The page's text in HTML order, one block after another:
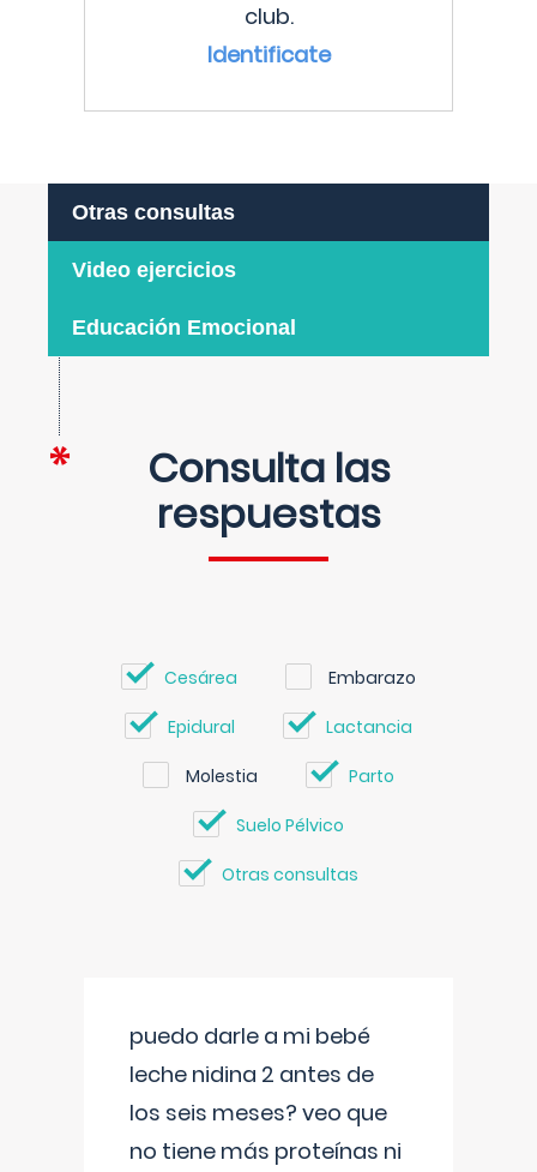
club.
Identificate
Otras consultas
Video ejercicios
Educación Emocional
Consulta las
respuestas
Cesárea Embarazo
Epidural Lactancia
Molestia Parto
Suelo Pélvico
Otras consultas
puedo darle a mi bebé
leche nidina 2 antes de
los seis meses? veo que
no tiene más proteínas ni